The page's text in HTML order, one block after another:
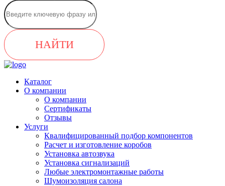
НАЙТИ
Каталог
О компании
О компании
Сертификаты
Отзывы
Услуги
Квалифицированный подбор компонентов
Расчет и изготовление коробов
Установка автозвука
Установка сигнализаций
Любые электромонтажные работы
Шумоизоляция салона